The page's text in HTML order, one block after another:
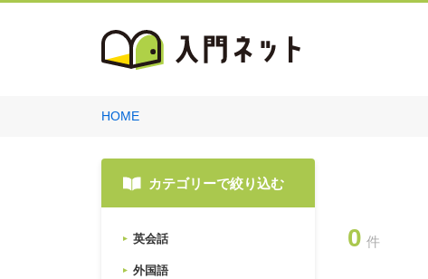
HOME
カテゴリーで絞り込む
英会話
外国語
0 件